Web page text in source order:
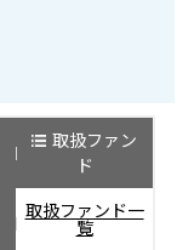
取扱ファン
ド
取扱ファンド一
覧